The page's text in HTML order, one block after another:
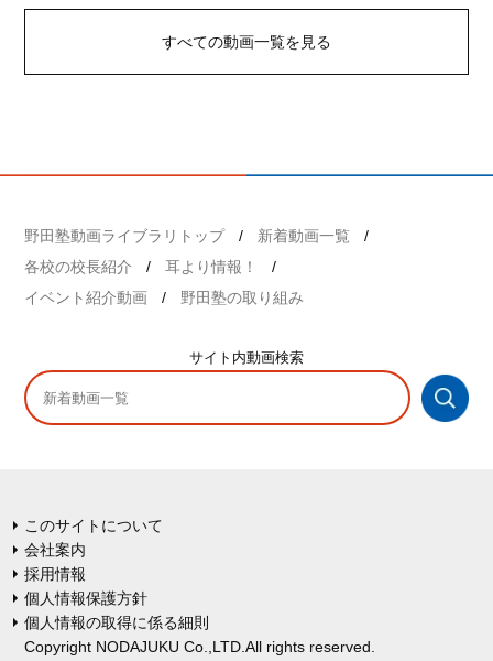
すべての動画一覧を見る
野田塾動画ライブラリトップ
新着動画一覧
各校の校長紹介
耳より情報！
イベント紹介動画
野田塾の取り組み
サイト内動画検索
このサイトについて
会社案内
採用情報
個人情報保護方針
個人情報の取得に係る細則
Copyright NODAJUKU Co.,LTD.All rights reserved.